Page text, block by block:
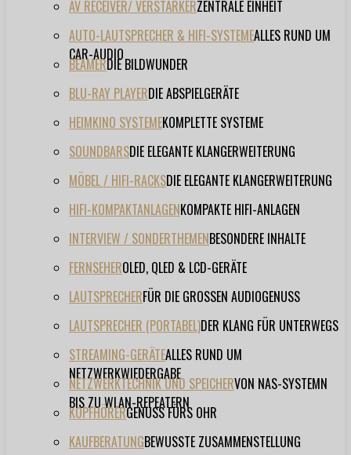
AV RECEIVER/ VERSTÄRKERZENTRALE EINHEIT
AUTO-LAUTSPRECHER & HIFI-SYSTEMEALLES RUND UM
CAR-AUDIO
BEAMERDIE BILDWUNDER
BLU-RAY PLAYERDIE ABSPIELGERÄTE
HEIMKINO SYSTEMEKOMPLETTE SYSTEME
SOUNDBARSDIE ELEGANTE KLANGERWEITERUNG
MÖBEL / HIFI-RACKSDIE ELEGANTE KLANGERWEITERUNG
HIFI-KOMPAKTANLAGENKOMPAKTE HIFI-ANLAGEN
INTERVIEW / SONDERTHEMENBESONDERE INHALTE
FERNSEHEROLED, QLED & LCD-GERÄTE
LAUTSPRECHERFÜR DIE GROSSEN AUDIOGENUSS
LAUTSPRECHER (PORTABEL)DER KLANG FÜR UNTERWEGS
STREAMING-GERÄTEALLES RUND UM
NETZWERKWIEDERGABE
NETZWERKTECHNIK UND SPEICHERVON NAS-SYSTEMN
BIS ZU WLAN-REPEATERN
KOPFHÖRERGENUSS FÜRS OHR
KAUFBERATUNGBEWUSSTE ZUSAMMENSTELLUNG